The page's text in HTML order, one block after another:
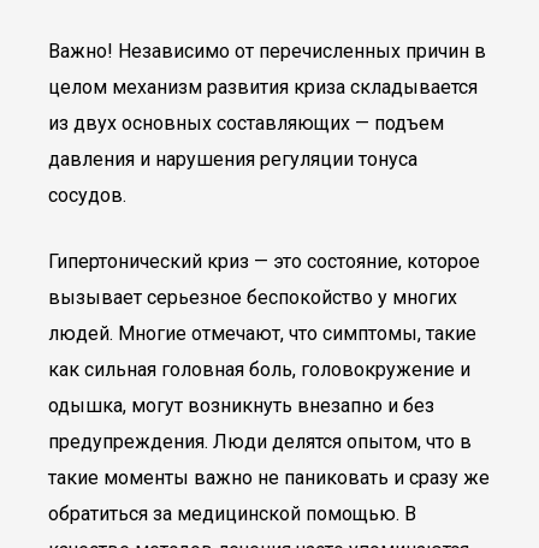
Важно! Независимо от перечисленных причин в
целом механизм развития криза складывается
из двух основных составляющих — подъем
давления и нарушения регуляции тонуса
сосудов.
Гипертонический криз — это состояние, которое
вызывает серьезное беспокойство у многих
людей. Многие отмечают, что симптомы, такие
как сильная головная боль, головокружение и
одышка, могут возникнуть внезапно и без
предупреждения. Люди делятся опытом, что в
такие моменты важно не паниковать и сразу же
обратиться за медицинской помощью. В